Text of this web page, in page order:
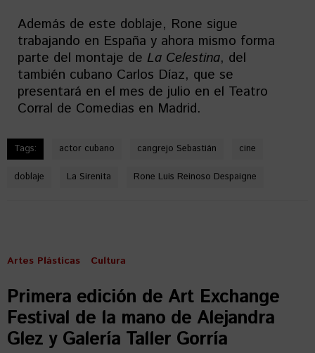
Además de este doblaje, Rone sigue
trabajando en España y ahora mismo forma
parte del montaje de La Celestina, del
también cubano Carlos Díaz, que se
presentará en el mes de julio en el Teatro
Corral de Comedias en Madrid.
Tags: actor cubano cangrejo Sebastián cine
doblaje La Sirenita Rone Luis Reinoso Despaigne
Artes Plásticas Cultura
Primera edición de Art Exchange
Festival de la mano de Alejandra
Glez y Galería Taller Gorría